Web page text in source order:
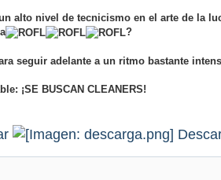
alto nivel de tecnicismo en el arte de la
?
seguir adelante a un ritmo bastante
¡SE BUSCAN CLEANERS!